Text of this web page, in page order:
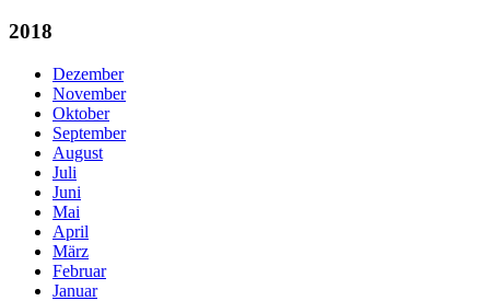
2018
Dezember
November
Oktober
September
August
Juli
Juni
Mai
April
März
Februar
Januar